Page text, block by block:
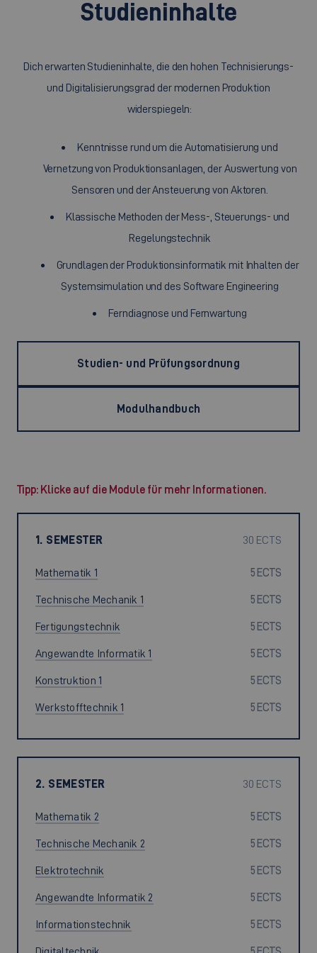
Studieninhalte
Dich erwarten Studieninhalte, die den hohen Technisierungs-
und Digitalisierungsgrad der modernen Produktion
widerspiegeln:
Kenntnisse rund um die Automatisierung und
Vernetzung von Produktionsanlagen, der Auswertung von
Sensoren und der Ansteuerung von Aktoren.
Klassische Methoden der Mess-, Steuerungs- und
Regelungstechnik
Grundlagen der Produktionsinformatik mit Inhalten der
Systemsimulation und des Software Engineering
Ferndiagnose und Fernwartung
Studien- und Prüfungsordnung
Modulhandbuch
Tipp: Klicke auf die Module für mehr Informationen.
1. SEMESTER 30 ECTS
Mathematik 1 5 ECTS
Technische Mechanik 1 5 ECTS
Fertigungstechnik 5 ECTS
Angewandte Informatik 1 5 ECTS
Konstruktion 1 5 ECTS
Werkstofftechnik 1 5 ECTS
2. SEMESTER 30 ECTS
Mathematik 2 5 ECTS
Technische Mechanik 2 5 ECTS
Elektrotechnik 5 ECTS
Angewandte Informatik 2 5 ECTS
Informationstechnik 5 ECTS